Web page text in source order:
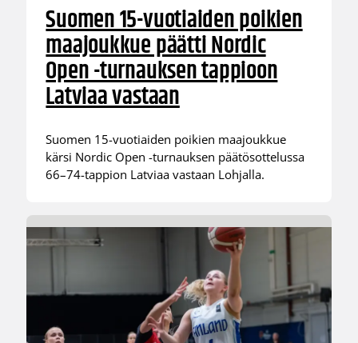
Suomen 15-vuotiaiden poikien
maajoukkue päätti Nordic
Open -turnauksen tappioon
Latviaa vastaan
Suomen 15-vuotiaiden poikien maajoukkue
kärsi Nordic Open -turnauksen päätösottelussa
66–74-tappion Latviaa vastaan Lohjalla.